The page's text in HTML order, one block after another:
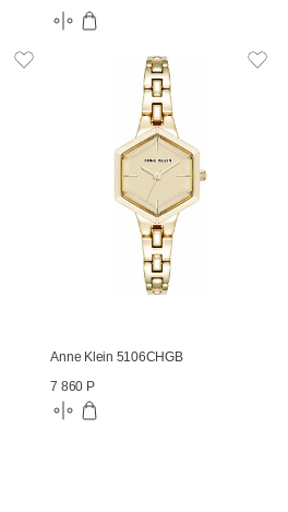
Anne Klein 5106CHGB
7 860 Р